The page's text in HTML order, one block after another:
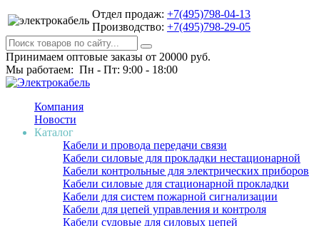
Отдел продаж: +7(495)798-04-13
Производство: +7(495)798-29-05
Принимаем оптовые заказы от 20000 руб.
Мы работаем: Пн - Пт: 9:00 - 18:00
Компания
Новости
Каталог
Кабели и провода передачи связи
Кабели силовые для прокладки нестационарной
Кабели контрольные для электрических приборов
Кабели силовые для стационарной прокладки
Кабели для систем пожарной сигнализации
Кабели для цепей управления и контроля
Кабели судовые для силовых цепей